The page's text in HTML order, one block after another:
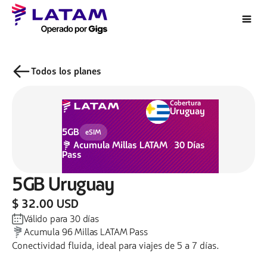
Todos los planes
Cobertura
Uruguay
5GB
eSIM
AcumulaMillas LATAM
Pass
30Días
5GBUruguay
$ 32.00 USD
Válido para 30días
Acumula96Millas LATAM Pass
Conectividad fluida, ideal para viajes de 5 a 7 días.